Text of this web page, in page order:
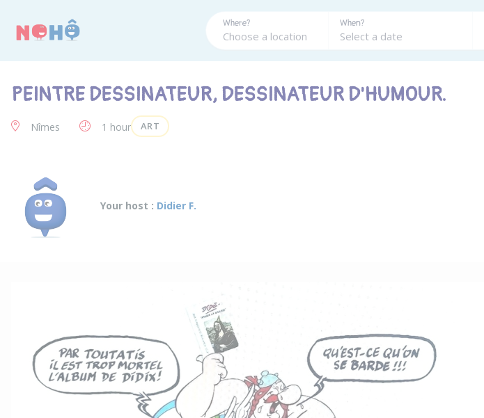
Where? When?
PEINTRE DESSINATEUR, DESSINATEUR D'HUMOUR.
Nîmes 1 hour ART
Your host : Didier F.